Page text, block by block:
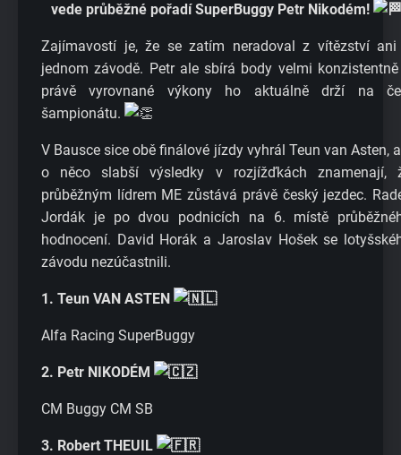
vede průběžné pořadí SuperBuggy Petr Nikodém!
Zajímavostí je, že se zatím neradoval z vítězství
jednom závodě. Petr ale sbírá body velmi
právě vyrovnané výkony ho aktuálně drží na
šampionátu.
V Bausce sice obě finálové jízdy vyhrál Teun van Asten,
o něco slabší výsledky v rozjížďkách znamenají,
průběžným lídrem ME zůstává právě český jezdec.
Jordák je po dvou podnicích na 6. místě
hodnocení. David Horák a Jaroslav Hošek se
závodu nezúčastnili.
1. Teun VAN ASTEN
Alfa Racing SuperBuggy
2. Petr NIKODÉM
CM Buggy CM SB
3. Robert THEUIL